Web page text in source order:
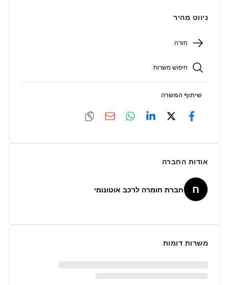
ניווט מהיר
חזרה
חיפוש משרות
שיתוף המשרה
אודות החברה
ח חברת חומרה לרכב אוטונומי
משרות דומות